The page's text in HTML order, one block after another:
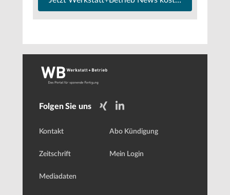
Folgen Sie uns
Kontakt
Zeitschrift
Mediadaten
Abo Kündigung
Mein Login